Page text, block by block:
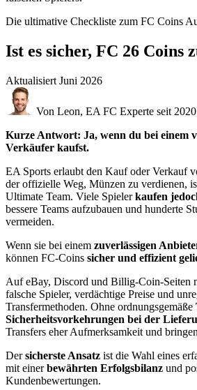
Die ultimative Checkliste zum FC Coins
Ist es sicher, FC 26 Coins
Aktualisiert Juni 2026
Von Leon, EA FC Experte seit 2020
Kurze Antwort: Ja, wenn du bei einem
Verkäufer kaufst.
EA Sports erlaubt den Kauf oder Verkauf
der offizielle Weg, Münzen zu verdienen,
Ultimate Team. Viele Spielerkaufen
bessere Teams aufzubauen und hunderte
vermeiden.
Wenn sie bei einem zuverlässigen
können FC-Coins sicher und effizient
Auf eBay, Discord und Billig-Coin-Seiten
falsche Spieler, verdächtige Preise und
Transfermethoden. Ohne ordnungsgemäße
Sicherheitsvorkehrungen bei der
Transfers eher Aufmerksamkeit und
Dersicherste Ansatz ist die Wahl eines
mit einerbewährten Erfolgsbilanz und
Kundenbewertungen.